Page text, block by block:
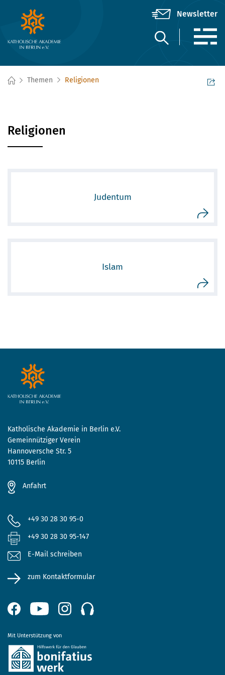
Themen Religionen
Religionen
Judentum
Islam
Katholische Akademie in Berlin e.V.
Gemeinnütziger Verein
Hannoversche Str. 5
10115 Berlin
Anfahrt
+49 30 28 30 95-0
+49 30 28 30 95-147
E-Mail schreiben
zum Kontaktformular
Mit Unterstützung von